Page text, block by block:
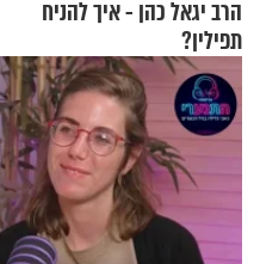
הרב יגאל כהן - איך להניח
תפילין?